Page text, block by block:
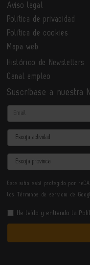
Aviso legal
Política de privacidad
Política de cookies
Mapa web
Histórico de Newsletters
Canal empleo
Suscríbase a nuestra
Email
Actividad
Provincia
Este sitio está protegido por
los Términos de servicio de
He leído y entiendo la